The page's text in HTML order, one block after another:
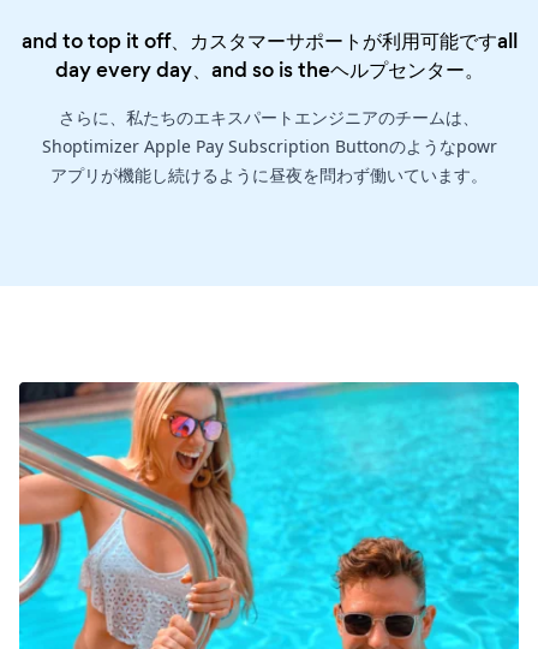
and to top it off、カスタマーサポートが利用可能ですall
day every day、and so is theヘルプセンター。
さらに、私たちのエキスパートエンジニアのチームは、
Shoptimizer Apple Pay Subscription Buttonのようなpowr
アプリが機能し続けるように昼夜を問わず働いています。